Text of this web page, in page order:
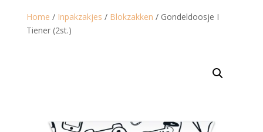
Home / Inpakzakjes / Blokzakken / Gondeldoosje I
Tiener (2st.)